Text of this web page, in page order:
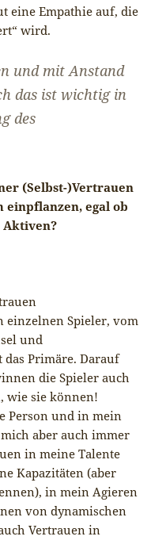
eine Empathie auf, die
wird.
und mit Anstand
das ist wichtig in
des
(Selbst-)Vertrauen
einpflanzen, egal ob
Aktiven?
einzelnen Spieler, vom
und
das Primäre. Darauf
die Spieler auch
wie sie können!
Person und in mein
aber auch immer
in meine Talente
Kapazitäten (aber
in mein Agieren
von dynamischen
Vertrauen in